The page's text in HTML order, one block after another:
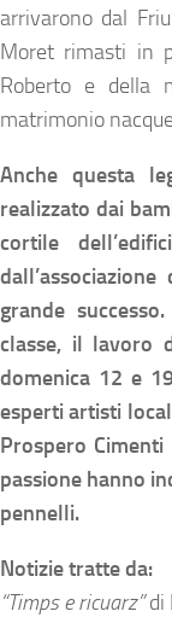
arrivarono dal
Moret rimasti in
Roberto e della
matrimonio
Anche questa
realizzato dai
cortile
grande
classe, il lavoro
domenica 12 e
esperti artisti
Prospero
passione hanno
pennelli.
Notizie tratte da:
“Timps e ricuarz”di